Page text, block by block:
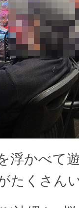
浮かべて
たくさん